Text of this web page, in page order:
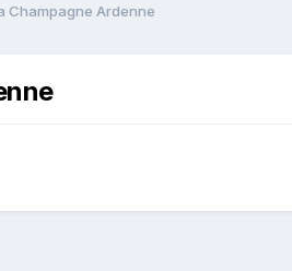
Champagne Ardenne